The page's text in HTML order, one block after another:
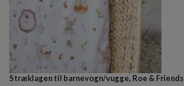
Stræklagen til barnevogn/vugge, Roe & Friends